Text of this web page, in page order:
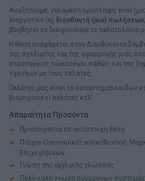
Αναζητούμε, για άμεση πρόσληψη, έναν
ενεργητικό (η) διευθυντή (ρια) πωλήσεων,
βοηθήσει να διευρύνουμε το πελατολόγιο
Η θέση αναφέρεται στον Διευθύνοντα
της σχεδίασης και της εφαρμογής μιας
στρατηγικής πωλήσεων, καθώς και της
σχέσεων με τους πελάτες.
Πελάτες μας είναι τα καταστήματα ειδών
βιομηχανικοί πελάτες κτλ.
Απαραίτητα Προσόντα
Προϋπηρεσία σε αντίστοιχη θέση
Πτυχίο Οικονομικής κατεύθυνσης,
Επιχειρήσεων
Γνώση της αγγλικής γλώσσας
Πολύ καλή γνώση σύγχρονων